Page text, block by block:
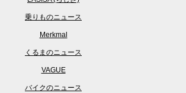
乗りものニュース
Merkmal
くるまのニュース
VAGUE
バイクのニュース